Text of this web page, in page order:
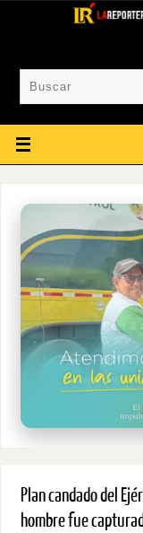
Plan candado del
hombre fue